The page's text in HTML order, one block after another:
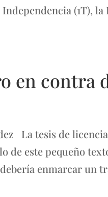
(1T),
en contra
La tesis de
de este pequeño
enmarcar un